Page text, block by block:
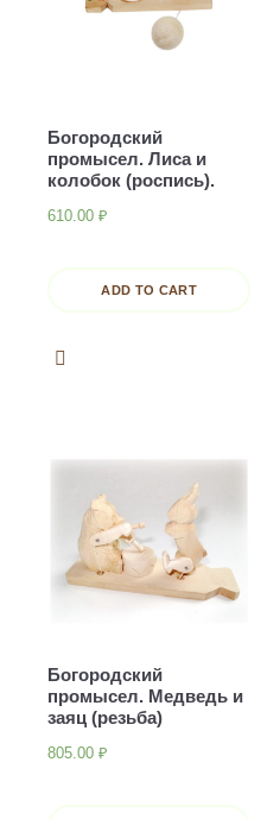
Богородский
промысел. Лиса и
колобок (роспись).
610.00 ₽
ADD TO CART
Богородский
промысел. Медведь и
заяц (резьба)
805.00 ₽